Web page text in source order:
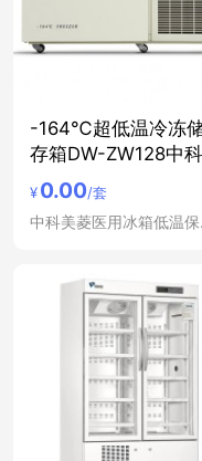
-164℃超低温冷冻
存箱DW-ZW128中
菱
¥0.00/套
中